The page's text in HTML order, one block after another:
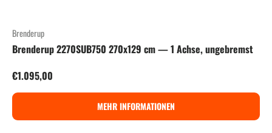
Brenderup
Brenderup 2270SUB750 270x129 cm — 1 Achse, ungebremst
Normaler Preis
€1.095,00
MEHR INFORMATIONEN